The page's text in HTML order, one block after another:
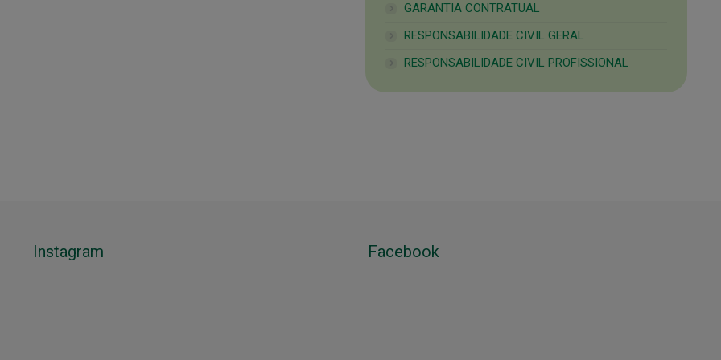
GARANTIA CONTRATUAL
RESPONSABILIDADE CIVIL GERAL
RESPONSABILIDADE CIVIL PROFISSIONAL
Instagram Facebook